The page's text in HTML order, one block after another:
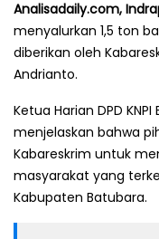
Analisadaily.com,
menyalurkan 1,5 ton
diberikan oleh
Andrianto.
Ketua Harian DPD
menjelaskan bahwa
Kabareskrim untuk
masyarakat yang
Kabupaten Batubara.